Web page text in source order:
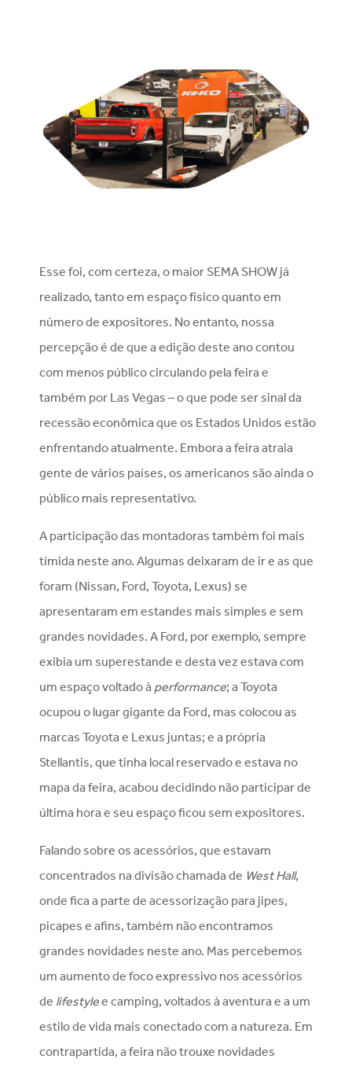
Esse foi, com certeza, o maior SEMA SHOW já
realizado, tanto em espaço físico quanto em
número de expositores. No entanto, nossa
percepção é de que a edição deste ano contou
com menos público circulando pela feira e
também por Las Vegas – o que pode ser sinal da
recessão econômica que os Estados Unidos estão
enfrentando atualmente. Embora a feira atraia
gente de vários países, os americanos são ainda o
público mais representativo.
A participação das montadoras também foi mais
tímida neste ano. Algumas deixaram de ir e as que
foram (Nissan, Ford, Toyota, Lexus) se
apresentaram em estandes mais simples e sem
grandes novidades. A Ford, por exemplo, sempre
exibia um superestande e desta vez estava com
um espaço voltado à performance; a Toyota
ocupou o lugar gigante da Ford, mas colocou as
marcas Toyota e Lexus juntas; e a própria
Stellantis, que tinha local reservado e estava no
mapa da feira, acabou decidindo não participar de
última hora e seu espaço ficou sem expositores.
Falando sobre os acessórios, que estavam
concentrados na divisão chamada de West Hall,
onde fica a parte de acessorização para jipes,
picapes e afins, também não encontramos
grandes novidades neste ano. Mas percebemos
um aumento de foco expressivo nos acessórios
de lifestylee camping, voltados à aventura e a um
estilo de vida mais conectado com a natureza. Em
contrapartida, a feira não trouxe novidades